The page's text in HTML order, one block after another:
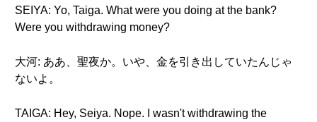
SEIYA: Yo, Taiga. What were you doing at the bank?
Were you withdrawing money?
大河: ああ、聖夜か。いや、金を引き出していたんじゃ
ないよ。
TAIGA: Hey, Seiya. Nope. I wasn't withdrawing the